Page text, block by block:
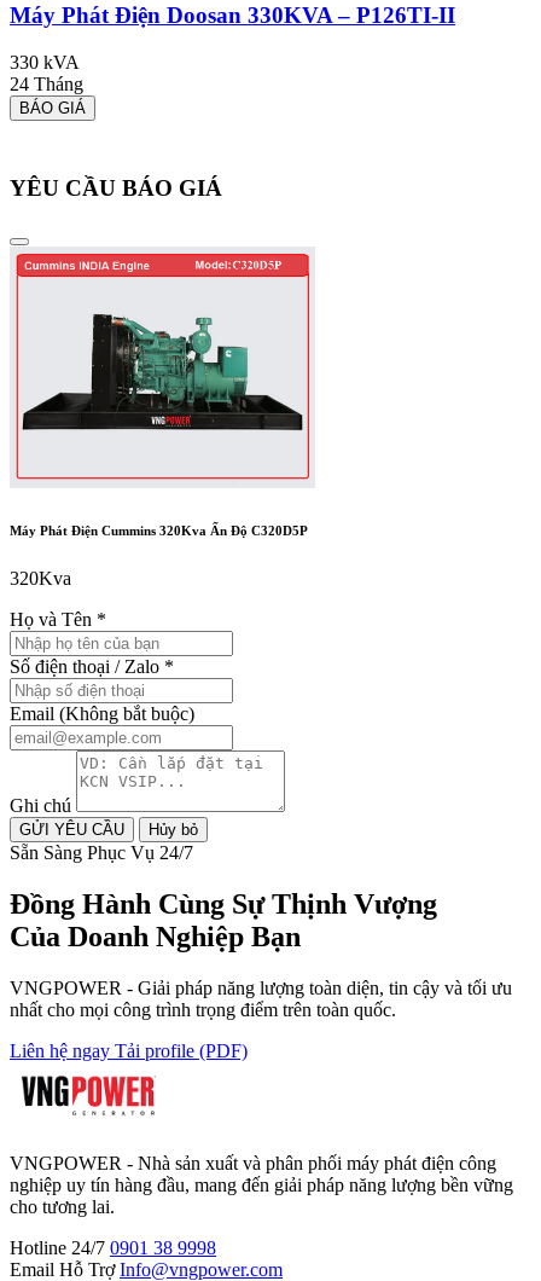
Máy Phát Điện Doosan 330KVA – P126TI-II
330 kVA
24 Tháng
BÁO GIÁ
YÊU CẦU BÁO GIÁ
Máy Phát Điện Cummins 320Kva Ấn Độ C320D5P
320Kva
Họ và Tên *
Số điện thoại / Zalo *
Email (Không bắt buộc)
Ghi chú
GỬI YÊU CẦU Hủy bỏ
Sẵn Sàng Phục Vụ 24/7
Đồng Hành Cùng Sự Thịnh Vượng
Của Doanh Nghiệp Bạn
VNGPOWER - Giải pháp năng lượng toàn diện, tin cậy và tối ưu
nhất cho mọi công trình trọng điểm trên toàn quốc.
Liên hệ ngay Tải profile (PDF)
VNGPOWER - Nhà sản xuất và phân phối máy phát điện công
nghiệp uy tín hàng đầu, mang đến giải pháp năng lượng bền vững
cho tương lai.
Hotline 24/7 0901 38 9998
Email Hỗ Trợ Info@vngpower.com